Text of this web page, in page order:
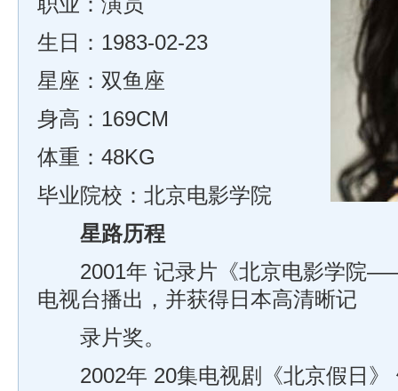
生日：1983-02-23
星座：双鱼座
身高：169CM
体重：48KG
毕业院校：北京电影学院
星路历程
2001年 记录片《北京电影学院
电视台播出，并获得日本高清晰记
录片奖。
2002年 20集电视剧《北京假日》